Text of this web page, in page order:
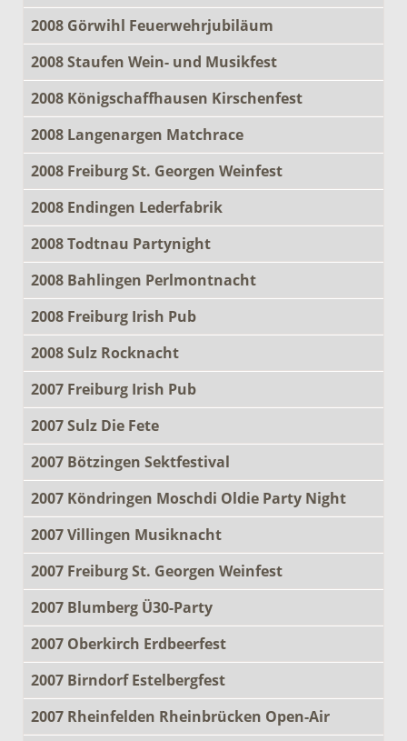
2008 Görwihl Feuerwehrjubiläum
2008 Staufen Wein- und Musikfest
2008 Königschaffhausen Kirschenfest
2008 Langenargen Matchrace
2008 Freiburg St. Georgen Weinfest
2008 Endingen Lederfabrik
2008 Todtnau Partynight
2008 Bahlingen Perlmontnacht
2008 Freiburg Irish Pub
2008 Sulz Rocknacht
2007 Freiburg Irish Pub
2007 Sulz Die Fete
2007 Bötzingen Sektfestival
2007 Köndringen Moschdi Oldie Party Night
2007 Villingen Musiknacht
2007 Freiburg St. Georgen Weinfest
2007 Blumberg Ü30-Party
2007 Oberkirch Erdbeerfest
2007 Birndorf Estelbergfest
2007 Rheinfelden Rheinbrücken Open-Air